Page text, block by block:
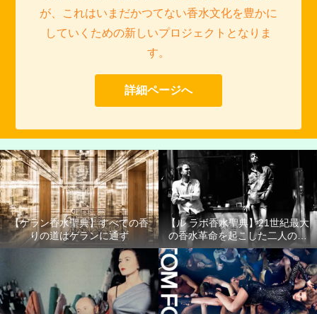
が、これはいまだかつてない香水文化を豊かに
していくための新しいプロジェクトとなりま
す。
詳細ページへ
【ゲラン香水聖典】すべての香
りの道はゲランに通ず
【ル ラボ香水聖典】21世紀最大
の香水革命を起こした二人の男
たち